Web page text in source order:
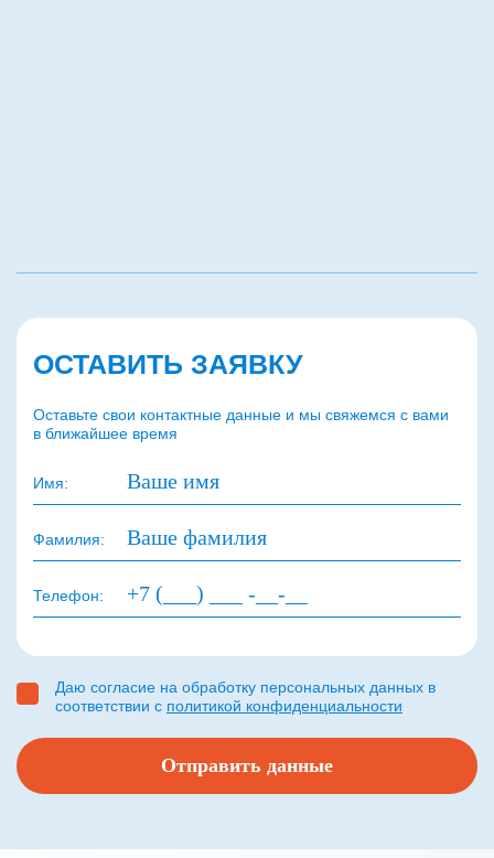
ОСТАВИТЬ ЗАЯВКУ
Оставьте свои контактные данные и мы свяжемся с вами
в ближайшее время
Имя:
Фамилия:
Телефон:
Даю согласие на обработку персональных данных в
соответствии с политикой конфиденциальности